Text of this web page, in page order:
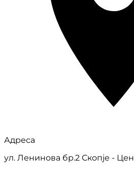
Адреса
ул. Ленинова бр.2 Скопје -